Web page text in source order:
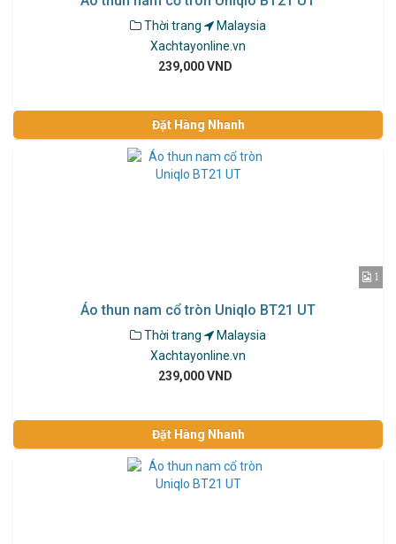
Thời trang
Malaysia
Xachtayonline.vn
239,000 VND
Đặt Hàng Nhanh
1
Áo thun nam cổ tròn Uniqlo BT21 UT
Thời trang
Malaysia
Xachtayonline.vn
239,000 VND
Đặt Hàng Nhanh